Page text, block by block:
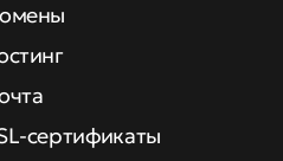
сертификаты